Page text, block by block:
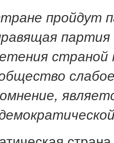
пройдут
партия
страной